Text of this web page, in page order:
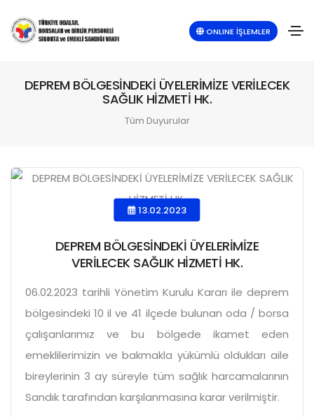
ONLINE İŞLEMLER
DEPREM BÖLGESİNDEKİ ÜYELERİMİZE VERİLECEK
SAĞLIK HİZMETİ HK.
Tüm Duyurular
13.02.2023
DEPREM BÖLGESİNDEKİ ÜYELERİMİZE
VERİLECEK SAĞLIK HİZMETİ HK.
06.02.2023 tarihli Yönetim Kurulu Kararı ile deprem
bölgesindeki 10 il ve 41 ilçede bulunan oda / borsa
çalışanlarımız ve bu bölgede ikamet eden
emeklilerimizin ve bakmakla yükümlü oldukları aile
bireylerinin 3 ay süreyle tüm sağlık harcamalarının
Sandık tarafından karşılanmasına karar verilmiştir.